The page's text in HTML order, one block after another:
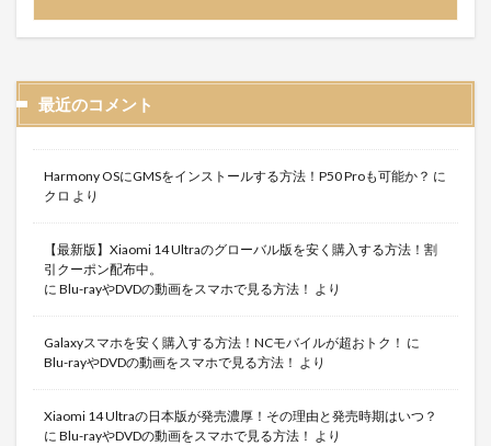
最近のコメント
Harmony OSにGMSをインストールする方法！P50 Proも可能か？ に
クロ より
【最新版】Xiaomi 14 Ultraのグローバル版を安く購入する方法！割
引クーポン配布中。
に Blu-rayやDVDの動画をスマホで見る方法！ より
Galaxyスマホを安く購入する方法！NCモバイルが超おトク！ に
Blu-rayやDVDの動画をスマホで見る方法！ より
Xiaomi 14 Ultraの日本版が発売濃厚！その理由と発売時期はいつ？
に Blu-rayやDVDの動画をスマホで見る方法！ より